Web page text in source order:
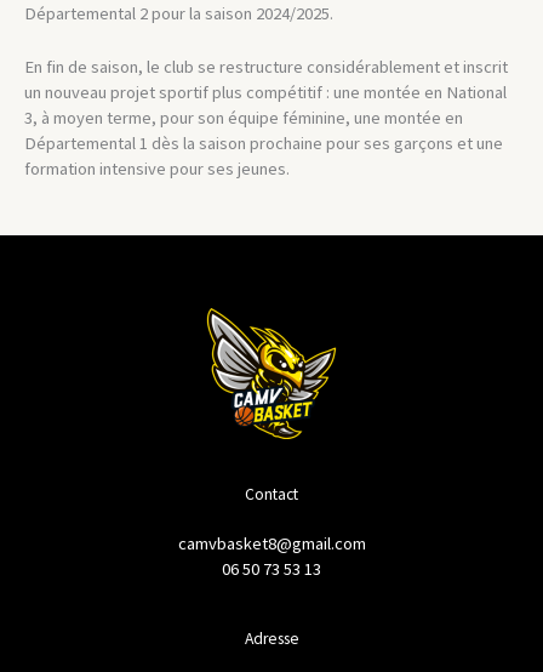
Départemental 2 pour la saison 2024/2025.
En fin de saison, le club se restructure considérablement et inscrit
un nouveau projet sportif plus compétitif : une montée en National
3, à moyen terme, pour son équipe féminine, une montée en
Départemental 1 dès la saison prochaine pour ses garçons et une
formation intensive pour ses jeunes.
Contact
camvbasket8@gmail.com
06 50 73 53 13
Adresse